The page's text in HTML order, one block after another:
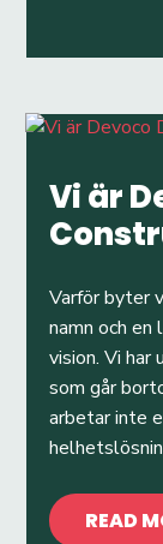
Vi är
Varför byter
namn och
vision. Vi
som går
arbetar inte
READ